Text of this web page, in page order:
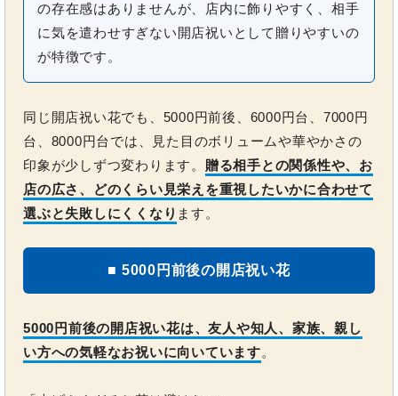
の存在感はありませんが、店内に飾りやすく、相手
に気を遣わせすぎない開店祝いとして贈りやすいの
が特徴です。
同じ開店祝い花でも、5000円前後、6000円台、7000円
台、8000円台では、見た目のボリュームや華やかさの
印象が少しずつ変わります。 贈る相手との関係性や、お
店の広さ、どのくらい見栄えを重視したいかに合わせて
選ぶと失敗しにくくなり ます。
■ 5000円前後の開店祝い花
5000円前後の開店祝い花は、友人や知人、家族、親し
い方への気軽なお祝いに向いています。